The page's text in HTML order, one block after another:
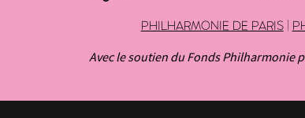
PHILHARMONIE DE PARIS|
Avec le soutien du Fonds Philharmonie